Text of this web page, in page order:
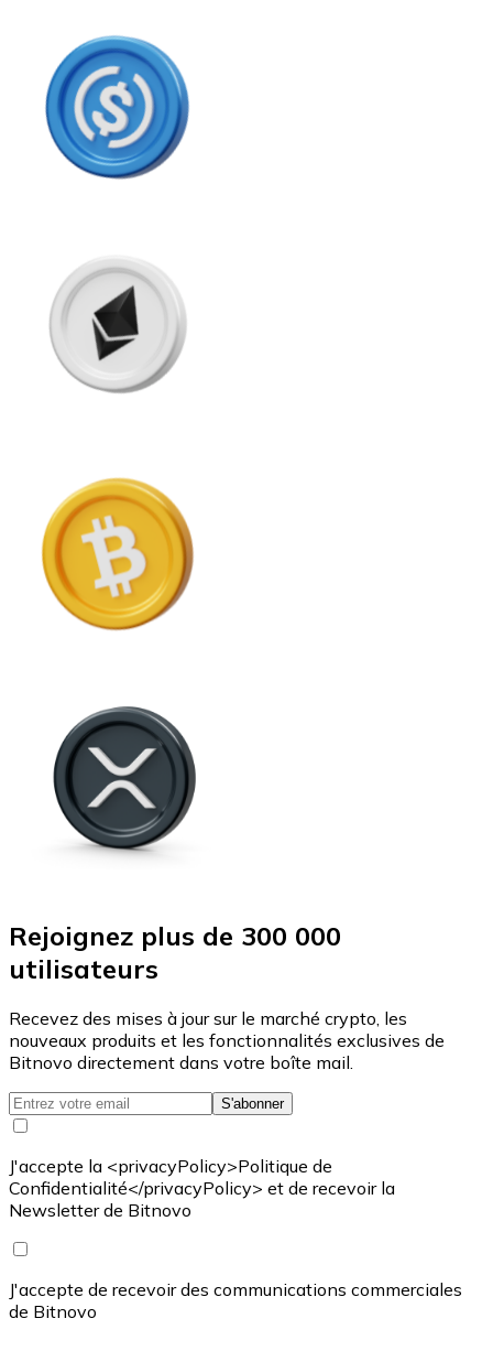
Rejoignez plus de 300 000
utilisateurs
Recevez des mises à jour sur le marché crypto, les
nouveaux produits et les fonctionnalités exclusives de
Bitnovo directement dans votre boîte mail.
S'abonner
J'accepte la <privacyPolicy>Politique de
Confidentialité</privacyPolicy> et de recevoir la
Newsletter de Bitnovo
J'accepte de recevoir des communications commerciales
de Bitnovo